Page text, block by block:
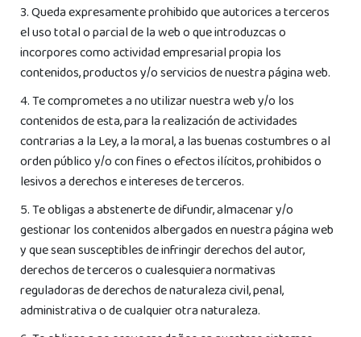
3. Queda expresamente prohibido que autorices a terceros
el uso total o parcial de la web o que introduzcas o
incorpores como actividad empresarial propia los
contenidos, productos y/o servicios de nuestra página web.
4. Te comprometes a no utilizar nuestra web y/o los
contenidos de esta, para la realización de actividades
contrarias a la Ley, a la moral, a las buenas costumbres o al
orden público y/o con fines o efectos ilícitos, prohibidos o
lesivos a derechos e intereses de terceros.
5. Te obligas a abstenerte de difundir, almacenar y/o
gestionar los contenidos albergados en nuestra página web
y que sean susceptibles de infringir derechos del autor,
derechos de terceros o cualesquiera normativas
reguladoras de derechos de naturaleza civil, penal,
administrativa o de cualquier otra naturaleza.